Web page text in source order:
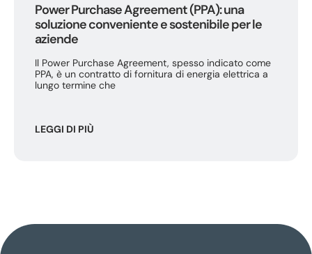
Power Purchase Agreement (PPA): una
soluzione conveniente e sostenibile per le
aziende
Il Power Purchase Agreement, spesso indicato come
PPA, è un contratto di fornitura di energia elettrica a
lungo termine che
LEGGI DI PIÙ